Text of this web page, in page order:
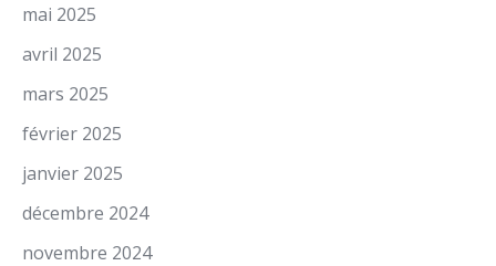
mai 2025
avril 2025
mars 2025
février 2025
janvier 2025
décembre 2024
novembre 2024